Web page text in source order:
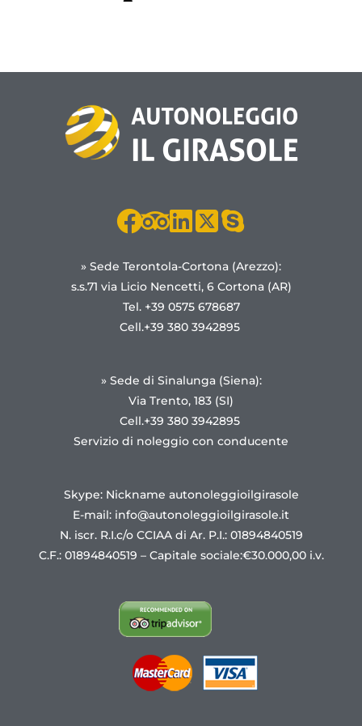
» Sede Terontola-Cortona (Arezzo):
s.s.71 via Licio Nencetti, 6 Cortona (AR)
Tel. +39 0575 678687
Cell.+39 380 3942895
» Sede di Sinalunga (Siena):
Via Trento, 183 (SI)
Cell.+39 380 3942895
Servizio di noleggio con conducente
Skype: Nickname autonoleggioilgirasole
E-mail: info@autonoleggioilgirasole.it
N. iscr. R.I.c/o CCIAA di Ar. P.I.: 01894840519
C.F.: 01894840519 – Capitale sociale:€30.000,00 i.v.